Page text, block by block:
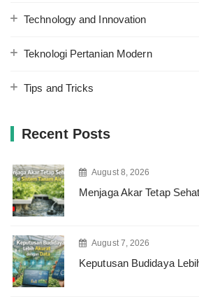
Technology and Innovation
Teknologi Pertanian Modern
Tips and Tricks
Recent Posts
August 8, 2026
Menjaga Akar Tetap
August 7, 2026
Keputusan Budidaya